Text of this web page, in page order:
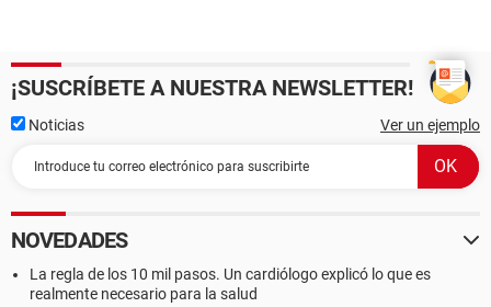
¡SUSCRÍBETE A NUESTRA NEWSLETTER!
Noticias Ver un ejemplo
NOVEDADES
La regla de los 10 mil pasos. Un cardiólogo explicó lo que es
realmente necesario para la salud